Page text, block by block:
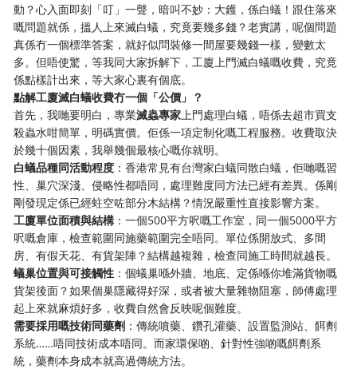
動？心入面即刻「叮」一聲，暗叫不妙：大鑊，係白蟻！跟住落來
嘅問題就係，搵人上來滅白蟻，究竟要幾多錢？老實講，呢個問題
真係冇一個標準答案，就好似問裝修一間屋要幾錢一樣，變數太
多。但唔使驚，等我同大家拆解下，工廈上門滅白蟻嘅收費，究竟
係點樣計出來，等大家心裏有個底。
點解工廈滅白蟻收費冇一個「公價」？
首先，我哋要明白，專業滅蟲專家上門處理白蟻，唔係去超市買支
殺蟲水咁簡單，明碼實價。佢係一項定制化嘅工程服務。收費取決
於幾十個因素，我舉幾個最核心嘅你就明。
白蟻品種同活動程度 ：香港常見有台灣家白蟻同散白蟻，佢哋嘅習
性、巢穴深淺、侵略性都唔同，處理難度同方法已經有差異。係剛
剛發現定係已經蛀空咗部分木結構？情況嚴重性直接影響方案。
工廈單位面積與結構：一個500平方呎嘅工作室，同一個5000平方
呎嘅倉庫，檢查範圍同施藥範圍完全唔同。單位係開放式、多間
房、有假天花、有貨架陣？結構越複雜，檢查同施工時間就越長。
蟻巢位置與可接觸性 ：個蟻巢喺外牆、地底、定係喺你堆滿貨物嘅
貨架後面？如果個巢隱藏得好深，或者被大量雜物阻塞，師傅處理
起上來就麻煩好多，收費自然會反映呢個難度。
需要採用嘅技術同藥劑 ：傳統噴藥、鑽孔灌藥、設置監測站、餌劑
系統……唔同技術成本唔同。而家環保啲、針對性強啲嘅餌劑系
統，藥劑本身成本就高過傳統方法。